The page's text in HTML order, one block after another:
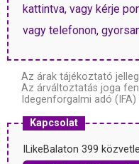
kattintva, vagy kérje
vagy telefonon,
Az árak tájékoztató
Az árváltoztatás joga
Idegenforgalmi adó
Kapcsolat
ILikeBalaton 399